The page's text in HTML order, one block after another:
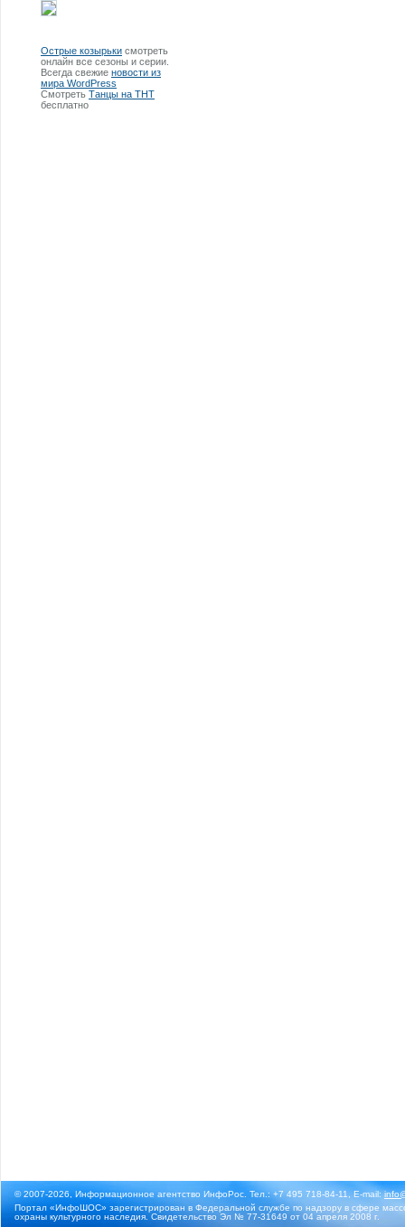
Острые козырьки смотреть
онлайн все сезоны и серии.
Всегда свежие новости из
мира WordPress
Смотреть Танцы на ТНТ
бесплатно
© 2007-2026, Информационное агентство ИнфоРос. Тел.: +7 495 718-84-11, E-mail:
Портал «ИнфоШОС» зарегистрирован в Федеральной службе по надзору в сфере
охраны культурного наследия. Свидетельство Эл № 77-31649 от 04 апреля 2008 г.